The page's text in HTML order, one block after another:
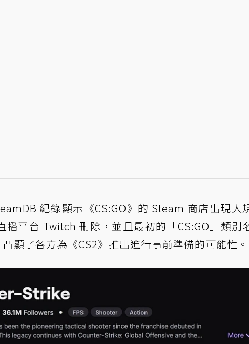
紀錄顯示 《CS:GO》的 Steam 商店出現大
播平台 Twitch 刪除，並且最初的「CS:GO」類別
顯了各方為《CS2》推出進行事前準備的可能性。